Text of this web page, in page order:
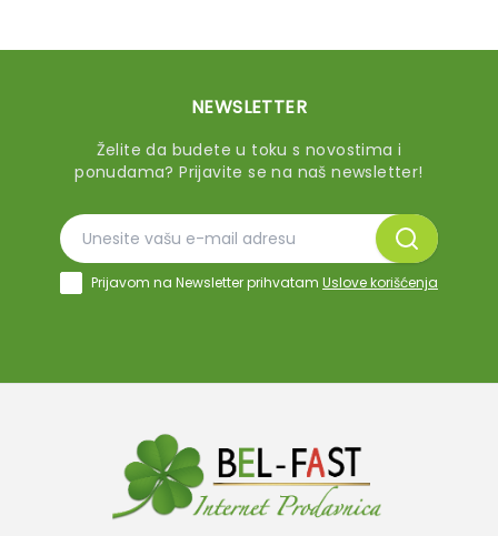
NEWSLETTER
Želite da budete u toku s novostima i
ponudama? Prijavite se na naš newsletter!
Prijavom na Newsletter prihvatam Uslove korišćenja